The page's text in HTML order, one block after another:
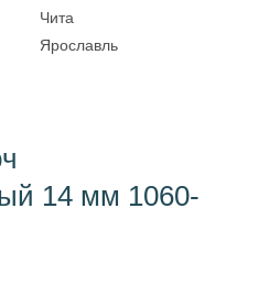
Чита
Ярославль
14 мм 1060-